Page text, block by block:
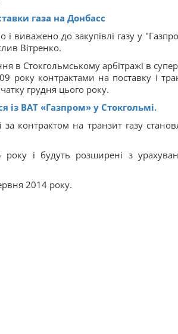
газа на Донбасс
виважено до закупівлі газу у
Вітренко.
в Стокгольмському арбітражі в
року контрактами на поставку і
грудня цього року.
із ВАТ «Газпром» у Стокгольмі.
контрактом на транзит газу
і будуть розширені з
2014 року.